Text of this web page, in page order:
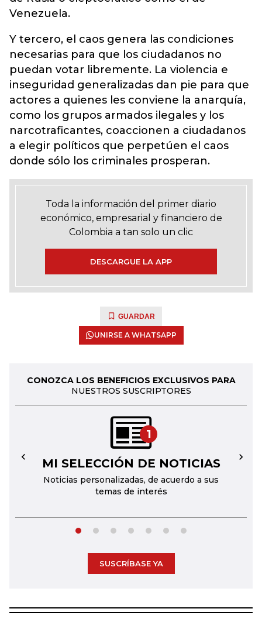
Venezuela.
Y tercero, el caos genera las condiciones
necesarias para que los ciudadanos no
puedan votar libremente. La violencia e
inseguridad generalizadas dan pie para que
actores a quienes les conviene la anarquía,
como los grupos armados ilegales y los
narcotraficantes, coaccionen a ciudadanos
a elegir políticos que perpetúen el caos
donde sólo los criminales prosperan.
Toda la información del primer diario
económico, empresarial y financiero de
Colombia a tan solo un clic
DESCARGUE LA APP
GUARDAR
UNIRSE A WHATSAPP
CONOZCA LOS BENEFICIOS EXCLUSIVOS PARA
NUESTROS SUSCRIPTORES
1
MI SELECCIÓN DE NOTICIAS
Noticias personalizadas, de acuerdo a sus
temas de interés
← →
SUSCRÍBASE YA